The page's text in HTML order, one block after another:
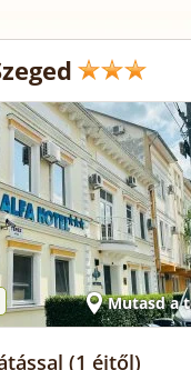
Mutasd a
(1 éjtől)